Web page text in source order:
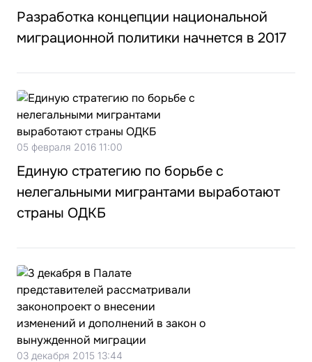
Разработка концепции национальной
миграционной политики начнется в 2017
05 февраля 2016 11:00
Единую стратегию по борьбе с
нелегальными мигрантами выработают
страны ОДКБ
03 декабря 2015 13:44